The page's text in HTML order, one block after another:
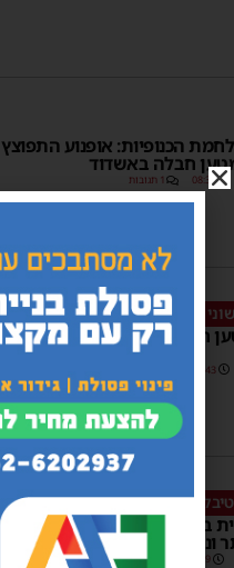
הכנופיות: אופנוע התפוצץ
חבלה באשדוד
08:30 1 תגובות
חבלה שהתפוצץ ברובע ו'
12:43
בלב הרובע החרדי: חפץ
• צפו
07:29